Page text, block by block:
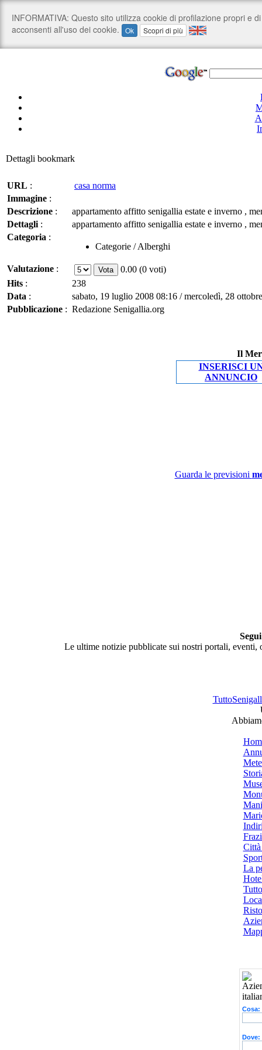
Dettagli bookmark
URL :
casa norma
Immagine :
Descrizione :
appartamento affitto senigallia estate e inverno ,
Dettagli :
appartamento affitto senigallia estate e inverno ,
Categoria :
Categorie / Alberghi
Valutazione :
0.00 (0 voti)
Hits :
238
Data :
sabato, 19 luglio 2008 08:16 / mercoledì, 28
Pubblicazione : Redazione Senigallia.org
Il
INSERISCI
ANNUNCIO
Guarda le previsioni
Le ultime notizie pubblicate sui nostri portali,
Città
La
Cosa:
Dove: